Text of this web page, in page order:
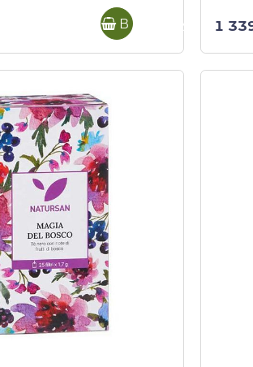
В корзину 1